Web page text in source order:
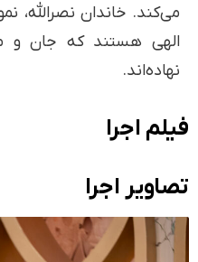
می‌کند. خاندان نصرالله،
الهی هستند که جان و
نهاده‌اند.
فیلم اجرا
تصاویر اجرا